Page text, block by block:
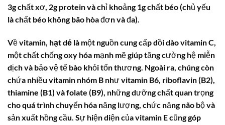
3g chất xơ, 2g protein và chỉ khoảng 1g chất béo (chủ yếu
là chất béo không bão hòa đơn và đa).
Về vitamin, hạt dẻ là một nguồn cung cấp dồi dàovitamin C,
một chất chống oxy hóa mạnh mẽ giúp tăng cường hệ miễn
dịch và bảo vệ tế bào khỏi tổn thương. Ngoài ra, chúng còn
chứa nhiều vitamin nhóm B nhưvitamin B6, riboflavin (B2),
thiamine (B1) và folate (B9), những dưỡng chất quan trọng
cho quá trình chuyển hóa năng lượng, chức năng não bộ và
sản xuất hồng cầu. Sự hiện diện củavitamin Ecũng góp